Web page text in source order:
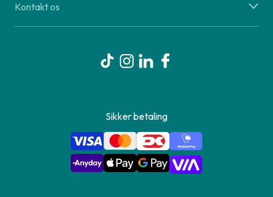
Kontakt os
Sikker betaling